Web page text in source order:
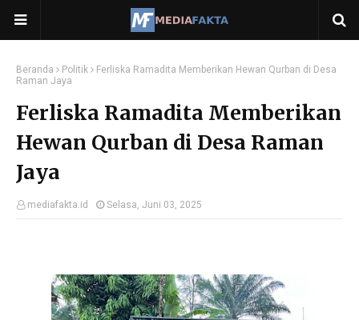
Beranda Politik
Ferliska Ramadita Memberikan Hewan Qurban di Desa
Raman Jaya
Ferliska Ramadita Memberikan
Hewan Qurban di Desa Raman
Jaya
mediafakta.id Selasa, Juni 03, 2025